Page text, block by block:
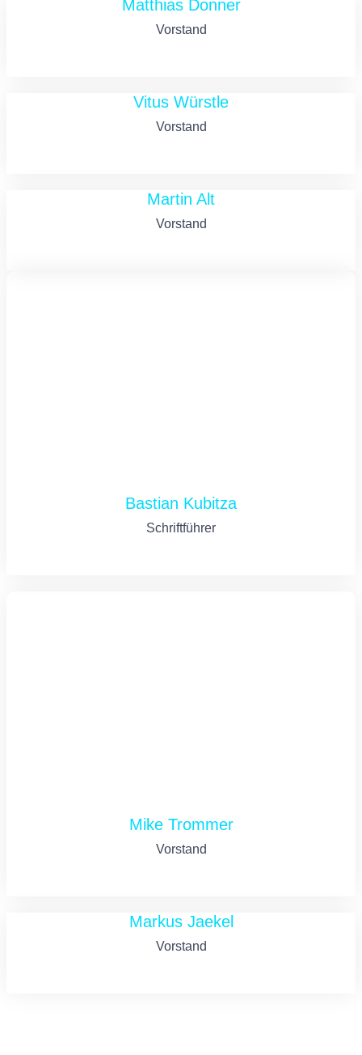
Matthias Donner
Vorstand
Vitus Würstle
Vorstand
Martin Alt
Vorstand
Bastian Kubitza
Schriftführer
Mike Trommer
Vorstand
Markus Jaekel
Vorstand